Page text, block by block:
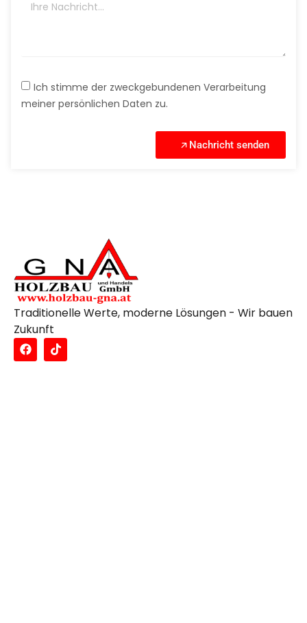
Ich stimme der zweckgebundenen Verarbeitung
meiner persönlichen Daten zu.
Nachricht senden
Traditionelle Werte, moderne Lösungen - Wir bauen
Zukunft